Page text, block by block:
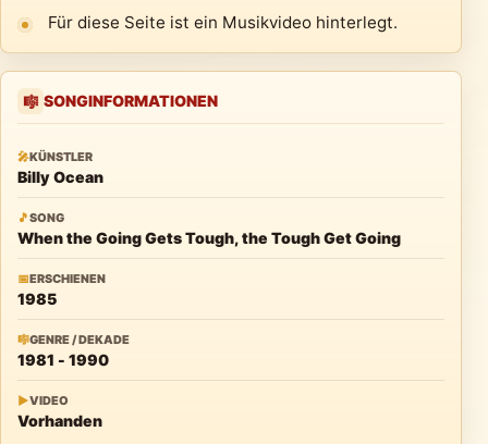
Für diese Seite ist ein Musikvideo hinterlegt.
🎼 SONGINFORMATIONEN
🎤KÜNSTLER
Billy Ocean
🎵SONG
When the Going Gets Tough, the Tough Get Going
📅ERSCHIENEN
1985
🎼GENRE / DEKADE
1981 - 1990
▶VIDEO
Vorhanden